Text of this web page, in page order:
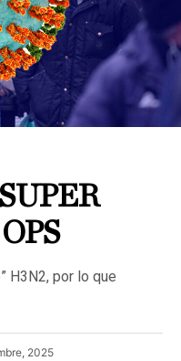
H3N2, por lo que
2025